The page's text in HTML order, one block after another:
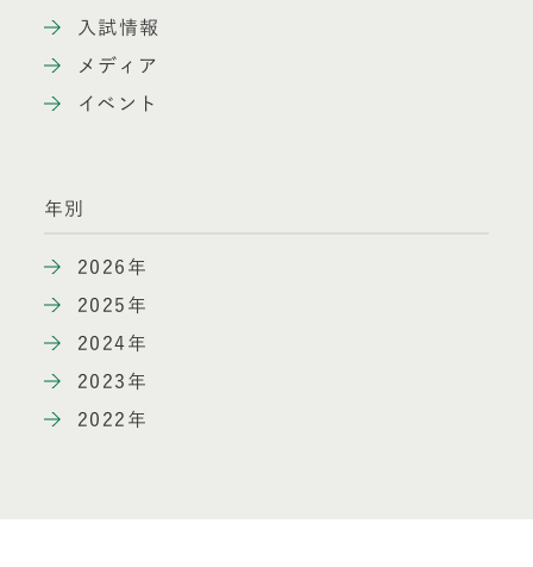
入試情報
メディア
イベント
年別
2026年
2025年
2024年
2023年
2022年